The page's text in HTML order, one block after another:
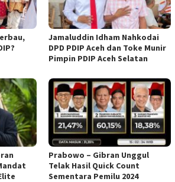
Jamaluddin Idham Nahkodai
DPD PDIP Aceh dan Toke Munir
Pimpin PDIP Aceh Selatan
Prabowo – Gibran Unggul
Telak Hasil Quick Count
Sementara Pemilu 2024